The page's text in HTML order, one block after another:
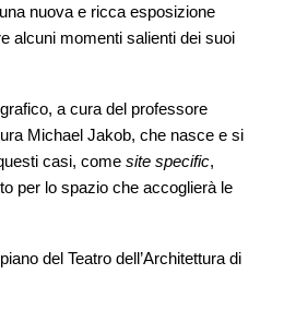
nuova e ricca esposizione
alcuni momenti salienti dei suoi
a cura del professore
Michael Jakob, che nasce e si
casi, come site specific,
per lo spazio che accoglierà le
del Teatro dell’Architettura di